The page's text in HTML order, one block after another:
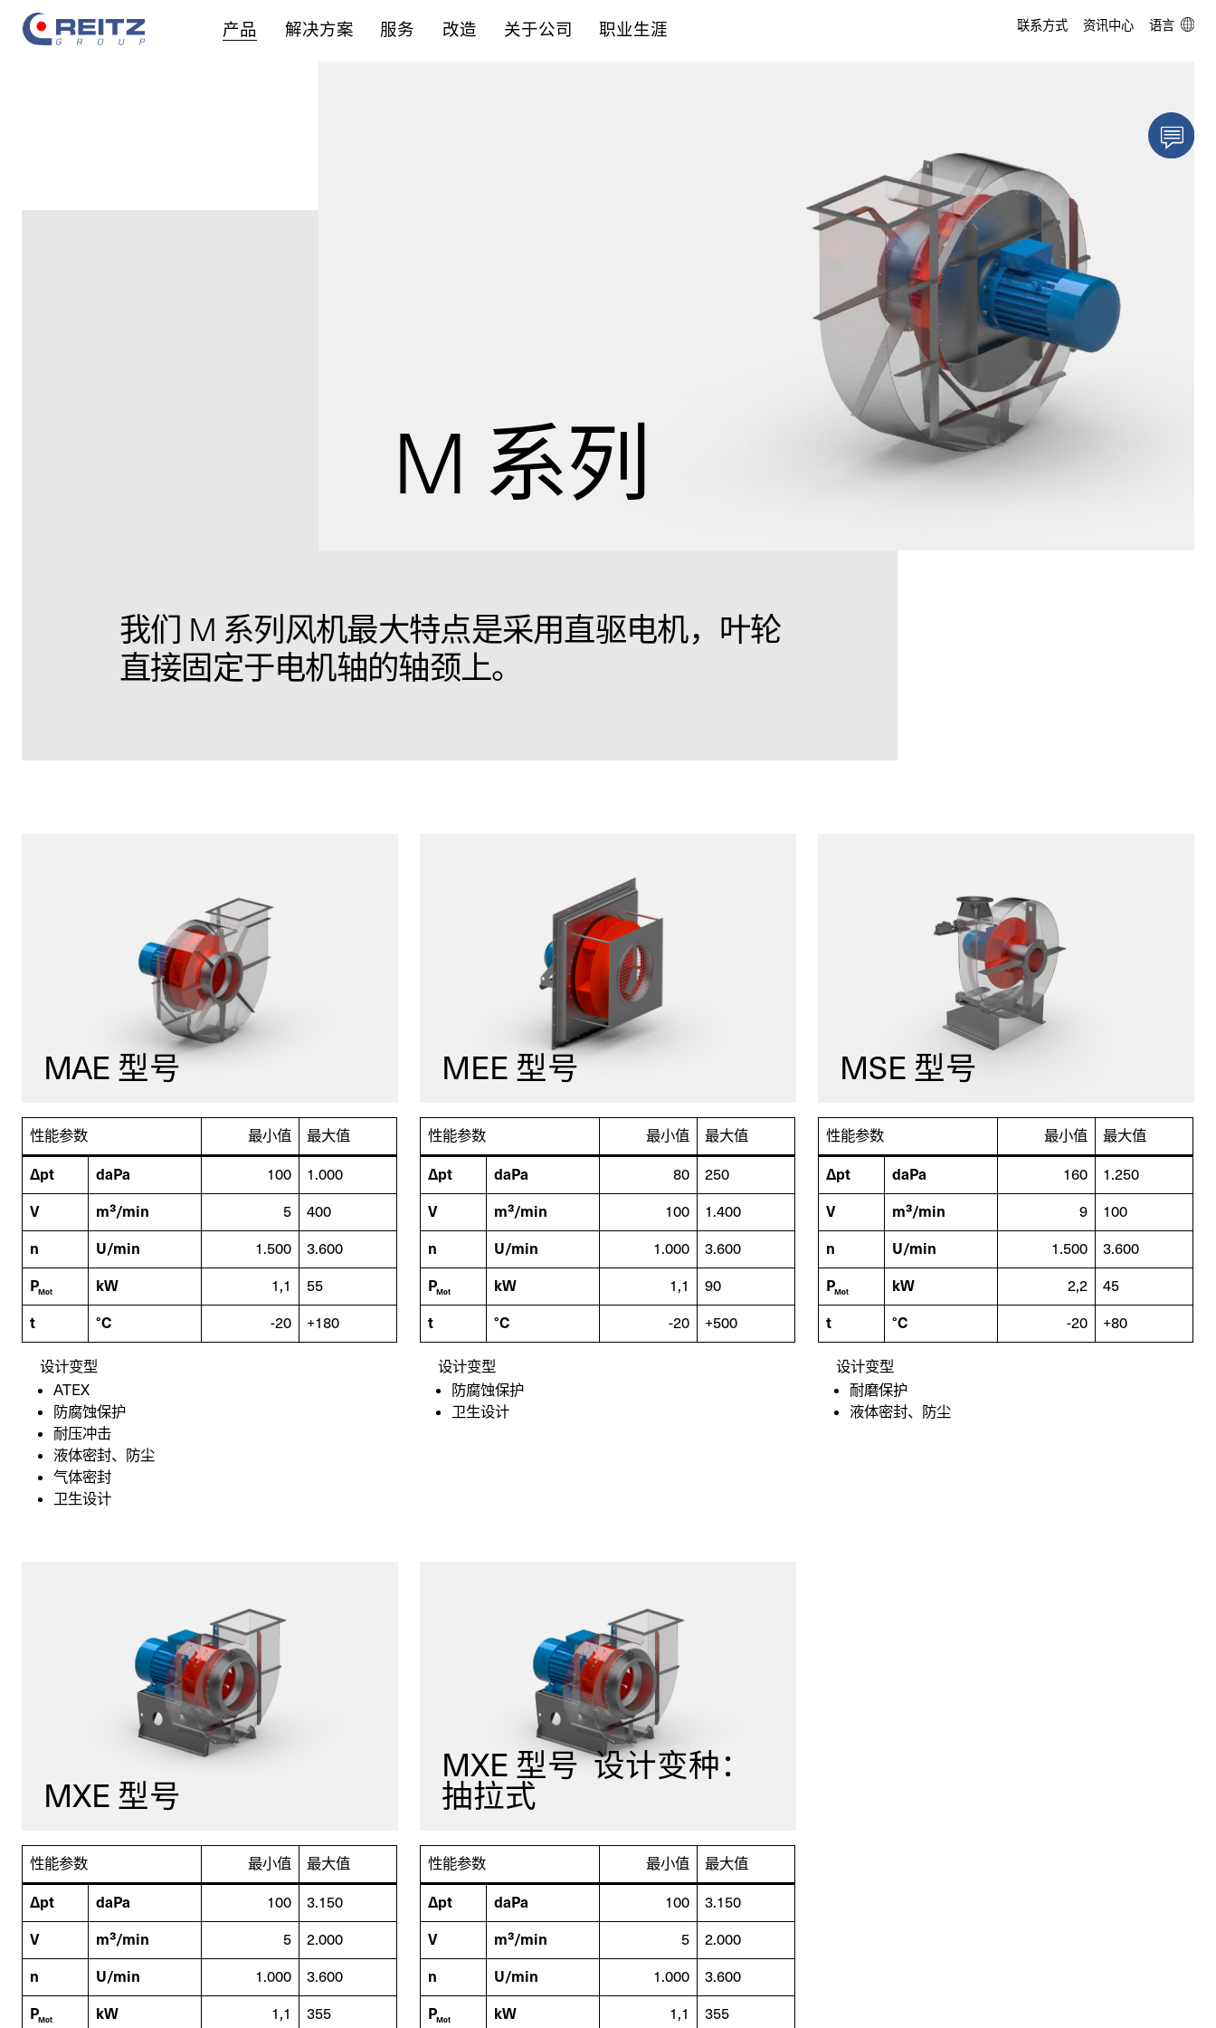
产品 解决方案 服务
产品开发
改造
耐磨保护
关于公司 职业生涯 联系方式 资讯中心
M 系列
我们 M 系列风机最大特点是采用直驱电机，叶轮
直接固定于电机轴的轴颈上。
MAE 型号
性能参数 最小值 最大值
Δpt daPa 100
1.000
V
m³/min 5
400
n
U/min 1.500
3.600
PMot kW 1,1
55
t
°C -20 +180
设计变型
ATEX
防腐蚀保护
耐压冲击
液体密封、防尘
气体密封
卫生设计
MEE 型号
性能参数 最小值 最大值
Δpt daPa 80
250
V
m³/min 100
1.400
n
U/min 1.000
3.600
PMot kW 1,1
90
t
°C -20 +500
设计变型
防腐蚀保护
卫生设计
MSE 型号
性能参数 最小值 最大值
Δpt daPa 160
1.250
V
m³/min 9
100
n
U/min 1.500
3.600
PMot kW 2,2
45
t
°C -20 +80
设计变型
耐磨保护
液体密封、防尘
MXE 型号
性能参数 最小值 最大值
Δpt daPa 100
3.150
V
m³/min 5
2.000
n
U/min 1.000
3.600
PMot kW 1,1
355
MXE 型号 设计变种：
抽拉式
性能参数 最小值 最大值
Δpt daPa 100
3.150
V
m³/min 5
2.000
n
U/min 1.000
3.600
PMot kW 1,1
355
联系我们
欢迎在线提交您的咨询问题。